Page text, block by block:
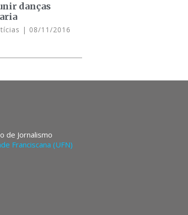
danças
08/11/2016
de Jornalismo
Franciscana (UFN)